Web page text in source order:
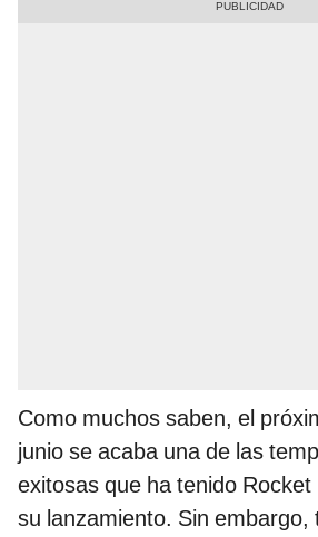
Como muchos saben, el
junio se acaba una de las
exitosas que ha tenido
su lanzamiento. Sin embargo,